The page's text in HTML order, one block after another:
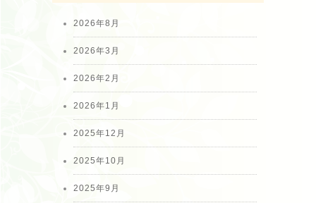
2026年8月
2026年3月
2026年2月
2026年1月
2025年12月
2025年10月
2025年9月